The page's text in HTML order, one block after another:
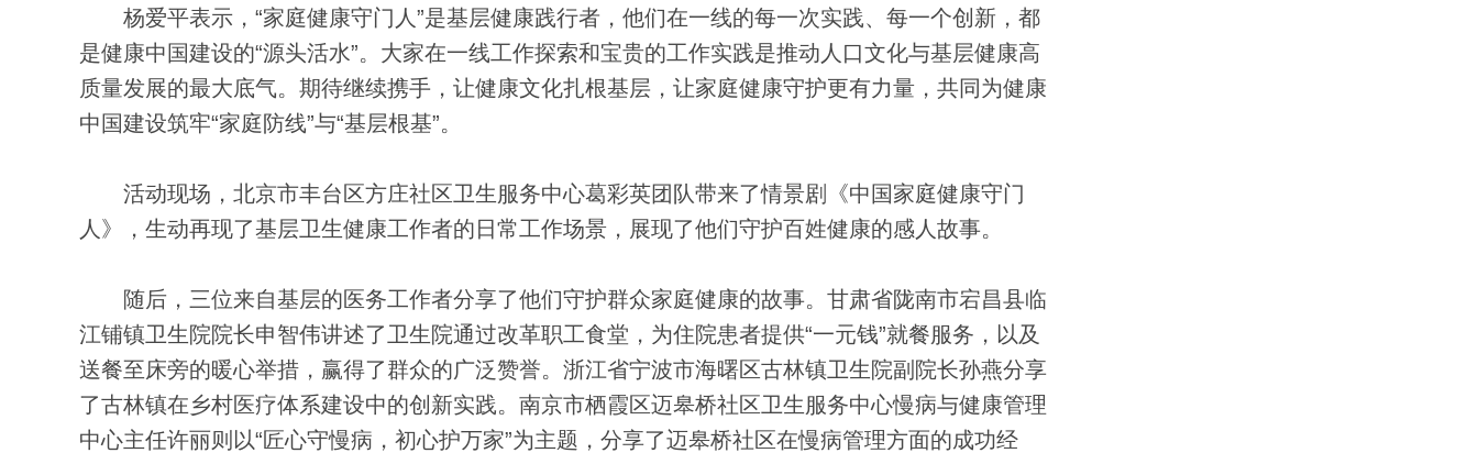
杨爱平表示，“家庭健康守门人”是基层健康践行者，他们在一线的每一次实践、每一个创新，都
是健康中国建设的“源头活水”。大家在一线工作探索和宝贵的工作实践是推动人口文化与基层健康高
质量发展的最大底气。期待继续携手，让健康文化扎根基层，让家庭健康守护更有力量，共同为健康
中国建设筑牢“家庭防线”与“基层根基”。
活动现场，北京市丰台区方庄社区卫生服务中心葛彩英团队带来了情景剧《中国家庭健康守门
人》，生动再现了基层卫生健康工作者的日常工作场景，展现了他们守护百姓健康的感人故事。
随后，三位来自基层的医务工作者分享了他们守护群众家庭健康的故事。甘肃省陇南市宕昌县临
江铺镇卫生院院长申智伟讲述了卫生院通过改革职工食堂，为住院患者提供“一元钱”就餐服务，以及
送餐至床旁的暖心举措，赢得了群众的广泛赞誉。浙江省宁波市海曙区古林镇卫生院副院长孙燕分享
了古林镇在乡村医疗体系建设中的创新实践。南京市栖霞区迈皋桥社区卫生服务中心慢病与健康管理
中心主任许丽则以“匠心守慢病，初心护万家”为主题，分享了迈皋桥社区在慢病管理方面的成功经